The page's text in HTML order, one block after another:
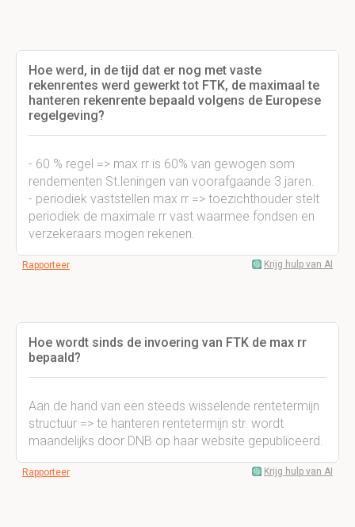
Hoe werd, in de tijd dat er nog met vaste
rekenrentes werd gewerkt tot FTK, de maximaal te
hanteren rekenrente bepaald volgens de Europese
regelgeving?
- 60 % regel => max rr is 60% van gewogen som
rendementen St.leningen van voorafgaande 3 jaren.
- periodiek vaststellen max rr => toezichthouder stelt
periodiek de maximale rr vast waarmee fondsen en
verzekeraars mogen rekenen.
Rapporteer Krijg hulp van AI
Hoe wordt sinds de invoering van FTK de max rr
bepaald?
Aan de hand van een steeds wisselende rentetermijn
structuur => te hanteren rentetermijn str. wordt
maandelijks door DNB op haar website gepubliceerd.
Rapporteer Krijg hulp van AI